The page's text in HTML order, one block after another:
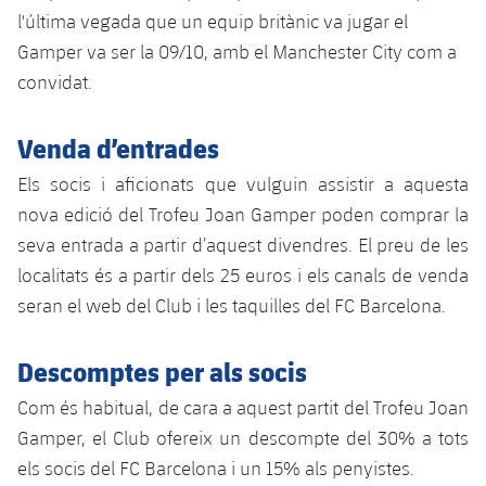
l'última vegada que un equip britànic va jugar el
Gamper va ser la 09/10, amb el Manchester City com a
convidat.
Venda d’entrades
Els socis i aficionats que vulguin assistir a aquesta
nova edició del Trofeu Joan Gamper poden comprar la
seva entrada a partir d’aquest divendres. El preu de les
localitats és a partir dels 25 euros i els canals de venda
seran el web del Club i les taquilles del FC Barcelona.
Descomptes per als socis
Com és habitual, de cara a aquest partit del Trofeu Joan
Gamper, el Club ofereix un descompte del 30% a tots
els socis del FC Barcelona i un 15% als penyistes.